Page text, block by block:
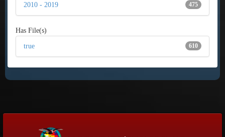
475
2010 - 2019
Has File(s)
610
true